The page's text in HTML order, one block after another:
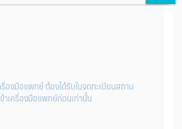
องมือแพทย์ ต้องได้รับใบจดทะเบียนสถาน
าเครื่องมือแพทย์ก่อนเท่านั้น